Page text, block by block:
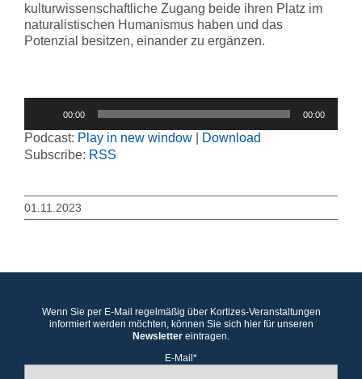
kulturwissenschaftliche Zugang beide ihren Platz im
naturalistischen Humanismus haben und das
Potenzial besitzen, einander zu ergänzen.
00:00 00:00
Podcast: Play in new window
Download
Subscribe: RSS
01.11.2023
Wenn Sie per E-Mail regelmäßig über Kortizes-Veranstaltungen
informiert werden möchten, können Sie sich hier für unseren
Newsletter eintragen.
E-Mail*